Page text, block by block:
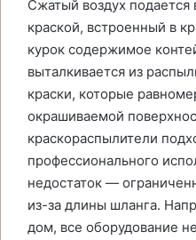
Сжатый воздух
краской, встроенный в
курок содержимое
выталкивается из
краски, которые
окрашиваемой
краскораспылители
профессионального
недостаток —
из-за длины шланга.
дом, все оборудование